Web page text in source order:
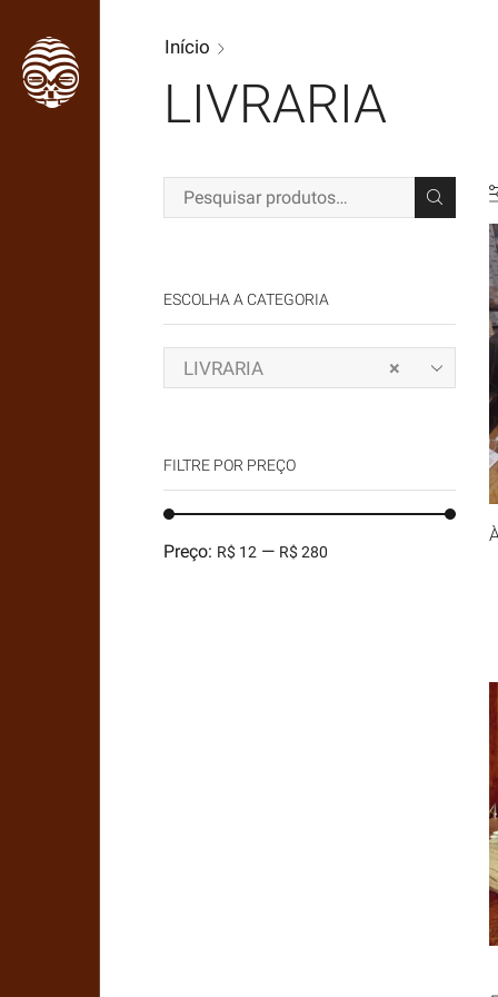
Início
LIVRARIA
Pesquisar por:
ESCOLHA A CATEGORIA
×
LIVRARIA
FILTRE POR PREÇO
Preço: R$ 12 — R$ 280